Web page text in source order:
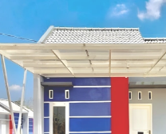
SURYA MADANI SATU
Satu-satunya Hunian nyaman dengan
jutaan dengan lokasi strategis di Tuban